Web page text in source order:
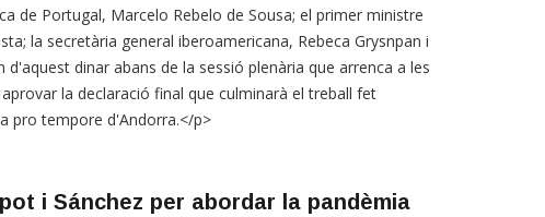
de Portugal, Marcelo Rebelo de Sousa; el primer ministre
la secretària general iberoamericana, Rebeca Grysnpan i
d'aquest dinar abans de la sessió plenària que arrenca a les
la declaració final que culminarà el treball fet
pro tempore d'Andorra.</p>
i Sánchez per abordar la pandèmia